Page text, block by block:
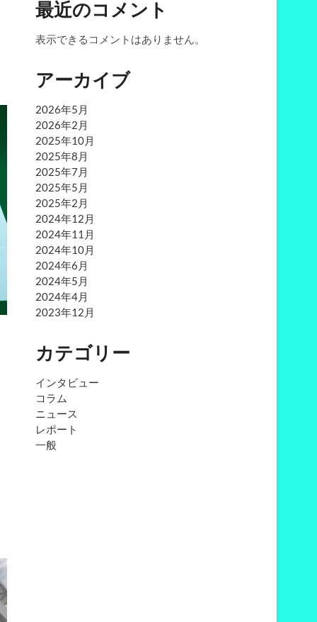
最近のコメント
表示できるコメントはありません。
アーカイブ
2026年5月
2026年2月
2025年10月
2025年8月
2025年7月
2025年5月
2025年2月
2024年12月
2024年11月
2024年10月
2024年6月
2024年5月
2024年4月
2023年12月
カテゴリー
インタビュー
コラム
ニュース
レポート
一般